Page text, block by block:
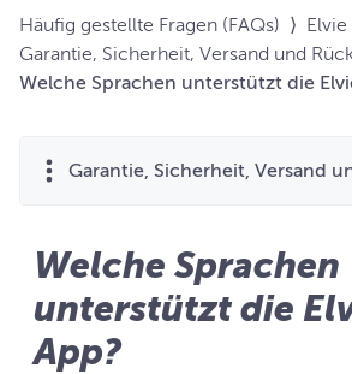
Häufig gestellte Fragen (FAQs) ⟩ Elvie
Garantie, Sicherheit, Versand und
Welche Sprachen unterstützt die
Garantie, Sicherheit, Versand
Welche Sprachen
unterstützt die
App?